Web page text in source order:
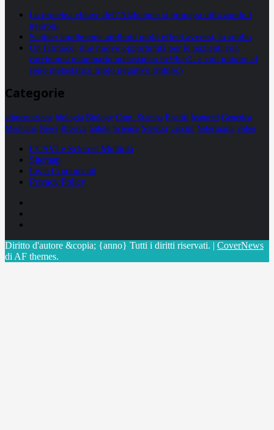
La proteina chiave dell’Alzheimer si propaga utilizzando i
neuroni
Statine: inutilmente attribuiti molti effetti avversi, lo studio
Un farmaco, due nuove opportunità per le pazienti con
carcinoma mammario metastatico hr+/her2- e con tumore al
seno metastatico triplo negativo (mtnbc)
Categorie
alimentazione biologia Biology Com. Stampa Epatiti featured Genetica
Medicina News Ricerca Salute Science Scienza vaccini Veterinaria video
CCSVI e Sclerosi Multipla
Sitemap
Invia Comunicati
Privacy Policy
Diritto d'autore &copia; {anno} Tutti i diritti riservati. | CoverNews
di AF themes.